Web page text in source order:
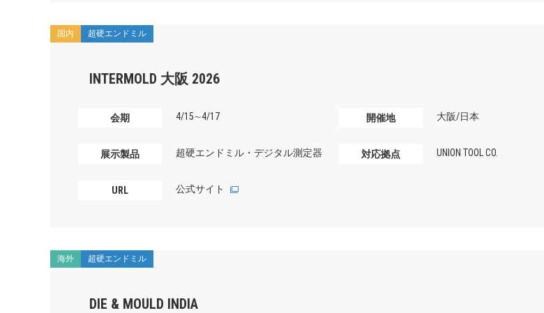
国内 超硬エンドミル
INTERMOLD 大阪 2026
会期 4/15∼4/17 開催地 大阪/日本
展示製品 超硬エンドミル・デジタル測定器 対応拠点 UNION TOOL CO.
URL 公式サイト
海外 超硬エンドミル
DIE & MOULD INDIA